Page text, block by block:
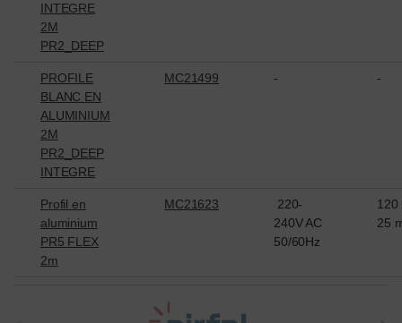
INTEGRE
2M
PR2_DEEP
PROFILE
BLANC EN
ALUMINIUM
2M
PR2_DEEP
INTEGRE
MC21499 - -
Profil en
aluminium
PR5 FLEX
2m
MC21623
220-
240V AC
50/60Hz
120
25